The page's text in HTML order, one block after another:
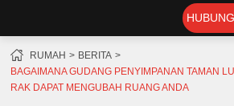
RUMAH
BERITA
BAGAIMANA GUDANG PENYIMPANAN TAMAN
RAK DAPAT MENGUBAH RUANG ANDA